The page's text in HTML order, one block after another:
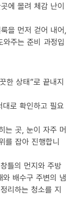
에 몰려 체감 난이
을 먼저 걷어 내어,
주는 준비 과정입
한 상태”로 끝내지
로 확인하고 필요
는 곳, 눈이 자주 머
를 잡아 진행합니
틀의 먼지와 주방
배수구 주변의 냄
리하는 청소를 지